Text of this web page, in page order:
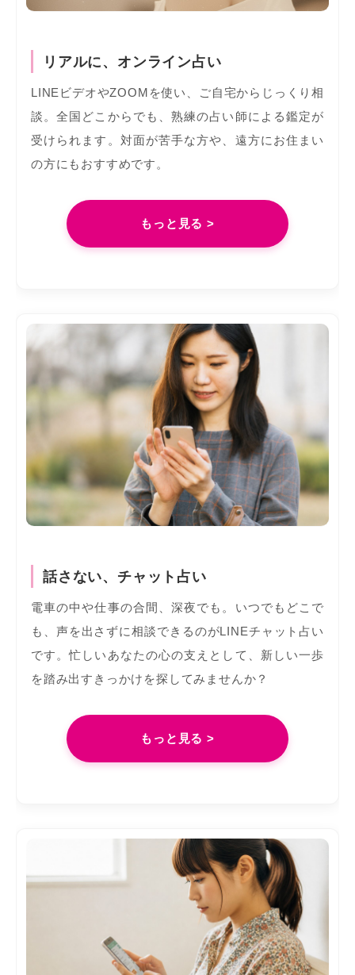
リアルに、オンライン占い
LINEビデオやZOOMを使い、ご自宅からじっくり相
談。全国どこからでも、熟練の占い師による鑑定が
受けられます。対面が苦手な方や、遠方にお住まい
の方にもおすすめです。
もっと見る >
話さない、チャット占い
電車の中や仕事の合間、深夜でも。いつでもどこで
も、声を出さずに相談できるのがLINEチャット占い
です。忙しいあなたの心の支えとして、新しい一歩
を踏み出すきっかけを探してみませんか？
もっと見る >